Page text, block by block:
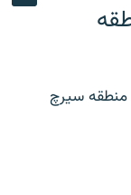
منطقه سیرچ